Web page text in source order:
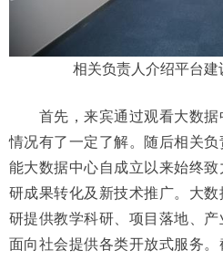
相关负责人介绍平台
首先，来宾通过观看大数据
情况有了一定了解。随后相关
能大数据中心自成立以来始终
研成果转化及新技术推广。大
研提供教学科研、项目落地、
面向社会提供各类开放式服务